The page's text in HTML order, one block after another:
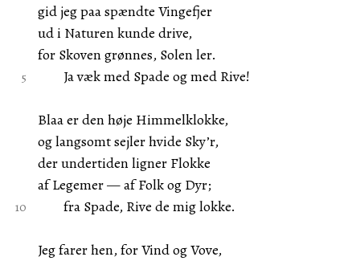
gid jeg paa spændte Vingefjer
ud i Naturen kunde drive,
for Skoven grønnes, Solen ler.
Ja væk med Spade og med Rive!
Blaa er den høje Himmelklokke,
og langsomt sejler hvide Sky’r,
der undertiden ligner Flokke
af Legemer — af Folk og Dyr;
fra Spade, Rive de mig lokke.
Jeg farer hen, for Vind og Vove,